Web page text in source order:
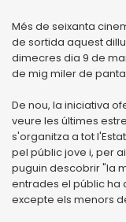
Més de seixanta
de sortida aquest
dimecres dia 9 de
de mig miler de
De nou, la iniciativa
veure les últimes
s'organitza a tot
pel públic jove i, per
puguin descobrir "la
entrades el públic ha
excepte els menors